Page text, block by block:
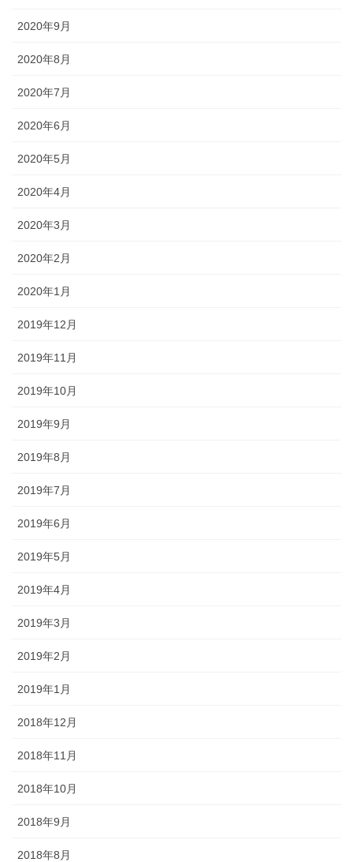
2020年9月
2020年8月
2020年7月
2020年6月
2020年5月
2020年4月
2020年3月
2020年2月
2020年1月
2019年12月
2019年11月
2019年10月
2019年9月
2019年8月
2019年7月
2019年6月
2019年5月
2019年4月
2019年3月
2019年2月
2019年1月
2018年12月
2018年11月
2018年10月
2018年9月
2018年8月